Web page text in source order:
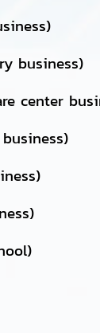
business)
center